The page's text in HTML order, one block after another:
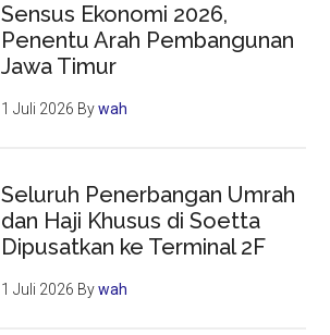
Sensus Ekonomi 2026,
Penentu Arah Pembangunan
Jawa Timur
1 Juli 2026 Bywah
Seluruh Penerbangan Umrah
dan Haji Khusus di Soetta
Dipusatkan ke Terminal 2F
1 Juli 2026 Bywah